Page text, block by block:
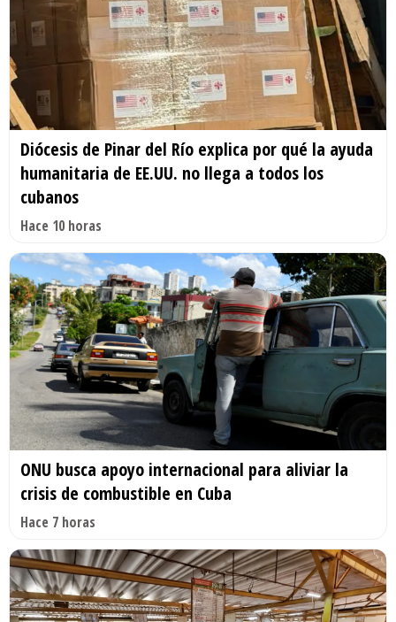
Diócesis de Pinar del Río explica por qué la ayuda
humanitaria de EE.UU. no llega a todos los
cubanos
Hace 10 horas
ONU busca apoyo internacional para aliviar la
crisis de combustible en Cuba
Hace 7 horas